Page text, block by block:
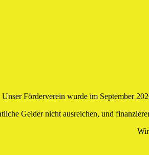
Unser Förderverein wurde im September
Gelder nicht ausreichen, und